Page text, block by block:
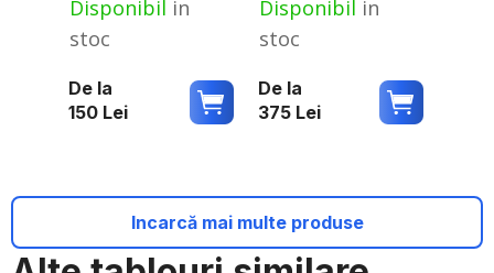
Disponibil in
stoc
De la
150 Lei
Disponibil in
stoc
De la
375 Lei
Incarcă mai multe produse